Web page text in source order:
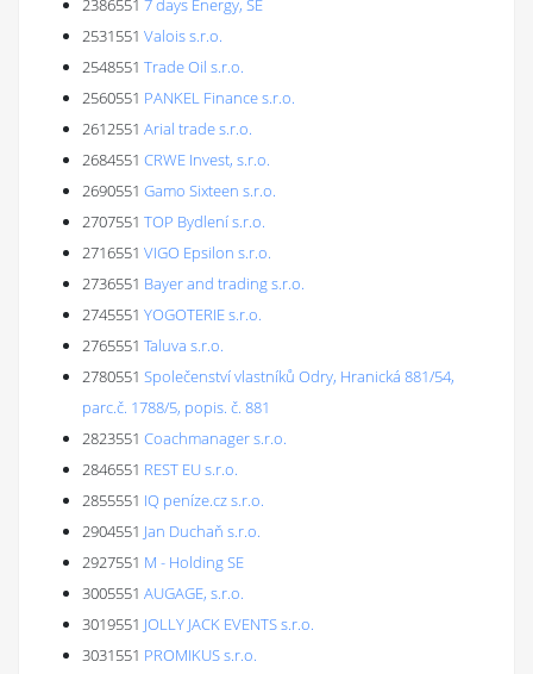
2386551 7 days Energy, SE
2531551 Valois s.r.o.
2548551 Trade Oil s.r.o.
2560551 PANKEL Finance s.r.o.
2612551 Arial trade s.r.o.
2684551 CRWE Invest, s.r.o.
2690551 Gamo Sixteen s.r.o.
2707551 TOP Bydlení s.r.o.
2716551 VIGO Epsilon s.r.o.
2736551 Bayer and trading s.r.o.
2745551 YOGOTERIE s.r.o.
2765551 Taluva s.r.o.
2780551 Společenství vlastníků Odry, Hranická 881/54,
parc.č. 1788/5, popis. č. 881
2823551 Coachmanager s.r.o.
2846551 REST EU s.r.o.
2855551 IQ peníze.cz s.r.o.
2904551 Jan Duchaň s.r.o.
2927551 M - Holding SE
3005551 AUGAGE, s.r.o.
3019551 JOLLY JACK EVENTS s.r.o.
3031551 PROMIKUS s.r.o.